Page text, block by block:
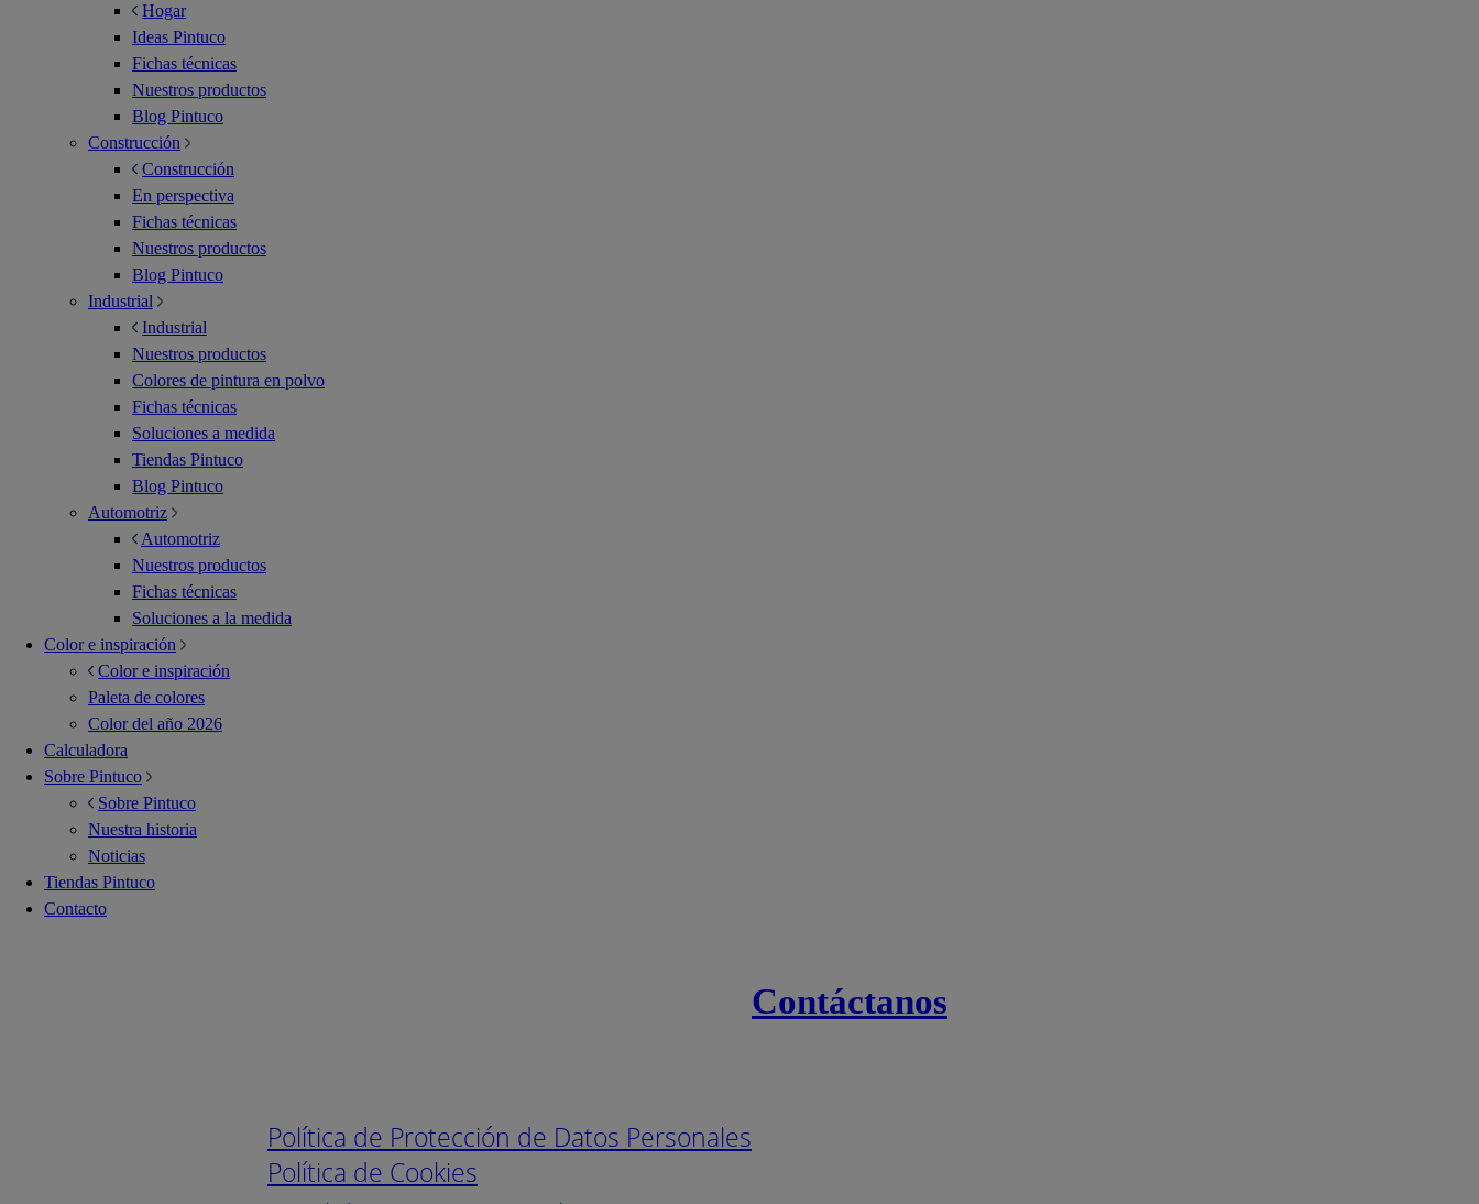
Hogar
Ideas Pintuco
Fichas técnicas
Nuestros productos
Blog Pintuco
Construcción
Construcción
En perspectiva
Fichas técnicas
Nuestros productos
Blog Pintuco
Industrial
Industrial
Nuestros productos
Colores de pintura en polvo
Fichas técnicas
Soluciones a medida
Tiendas Pintuco
Blog Pintuco
Automotriz
Automotriz
Nuestros productos
Fichas técnicas
Soluciones a la medida
Color e inspiración
Color e inspiración
Paleta de colores
Color del año 2026
Calculadora
Sobre Pintuco
Sobre Pintuco
Nuestra historia
Noticias
Tiendas Pintuco
Contacto
Política de Protección de Datos Personales
Política de Cookies
Contáctanos